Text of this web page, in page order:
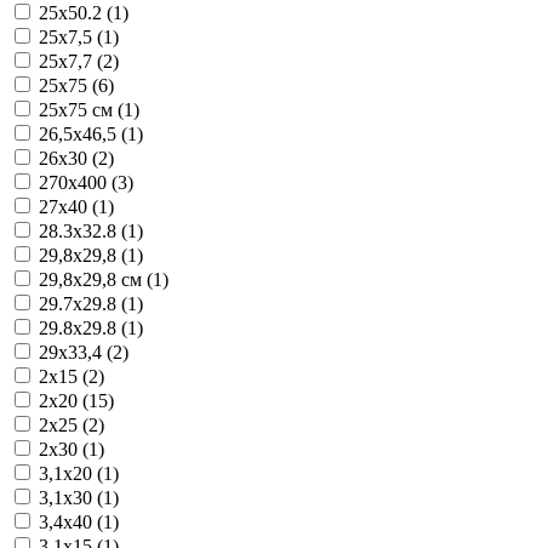
25x50.2 (1)
25x7,5 (1)
25x7,7 (2)
25x75 (6)
25x75 см (1)
26,5x46,5 (1)
26x30 (2)
270x400 (3)
27x40 (1)
28.3x32.8 (1)
29,8x29,8 (1)
29,8x29,8 см (1)
29.7x29.8 (1)
29.8x29.8 (1)
29x33,4 (2)
2x15 (2)
2x20 (15)
2x25 (2)
2x30 (1)
3,1x20 (1)
3,1x30 (1)
3,4x40 (1)